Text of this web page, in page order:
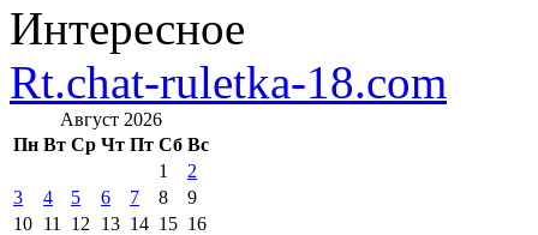
Интересное
Rt.chat-ruletka-18.com
Август 2026
Пн Вт Ср Чт Пт Сб Вс
1
2
3
4 5 6 7 8
9
10 11 12 13 14 15 16